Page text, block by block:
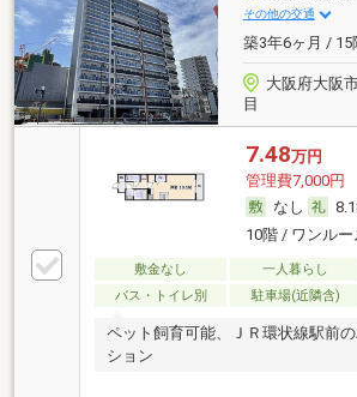
その他の交通
築3年6ヶ月 / 15
大阪府大阪
目
7.48万円
管理費7,000円
なし
10階 / ワンルー
敷金なし 一人暮らし
バス・トイレ別
駐車場(近隣含)
ペット飼育可能、ＪＲ環状線駅前
ション